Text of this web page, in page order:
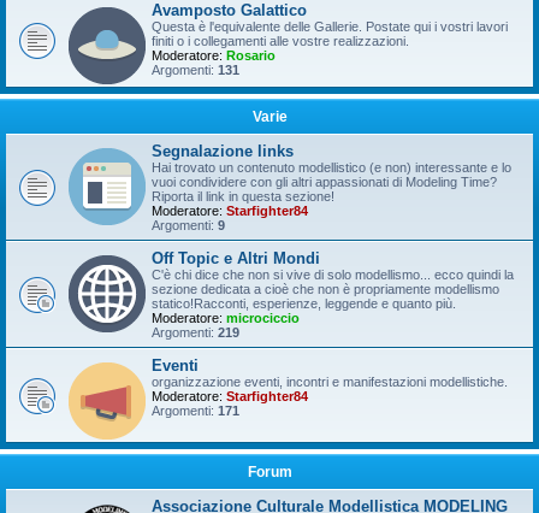
Avamposto Galattico
Questa è l'equivalente delle Gallerie. Postate qui i vostri lavori
finiti o i collegamenti alle vostre realizzazioni.
Moderatore: Rosario
Argomenti: 131
Varie
Segnalazione links
Hai trovato un contenuto modellistico (e non) interessante e lo
vuoi condividere con gli altri appassionati di Modeling Time?
Riporta il link in questa sezione!
Moderatore: Starfighter84
Argomenti: 9
Off Topic e Altri Mondi
C'è chi dice che non si vive di solo modellismo... ecco quindi la
sezione dedicata a cioè che non è propriamente modellismo
statico!Racconti, esperienze, leggende e quanto più.
Moderatore: microciccio
Argomenti: 219
Eventi
organizzazione eventi, incontri e manifestazioni modellistiche.
Moderatore: Starfighter84
Argomenti: 171
Forum
Associazione Culturale Modellistica MODELING